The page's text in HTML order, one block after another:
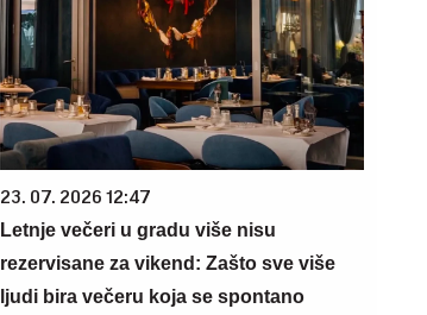
23. 07. 2026 12:47
Letnje večeri u gradu više nisu
rezervisane za vikend: Zašto sve više
ljudi bira večeru koja se spontano